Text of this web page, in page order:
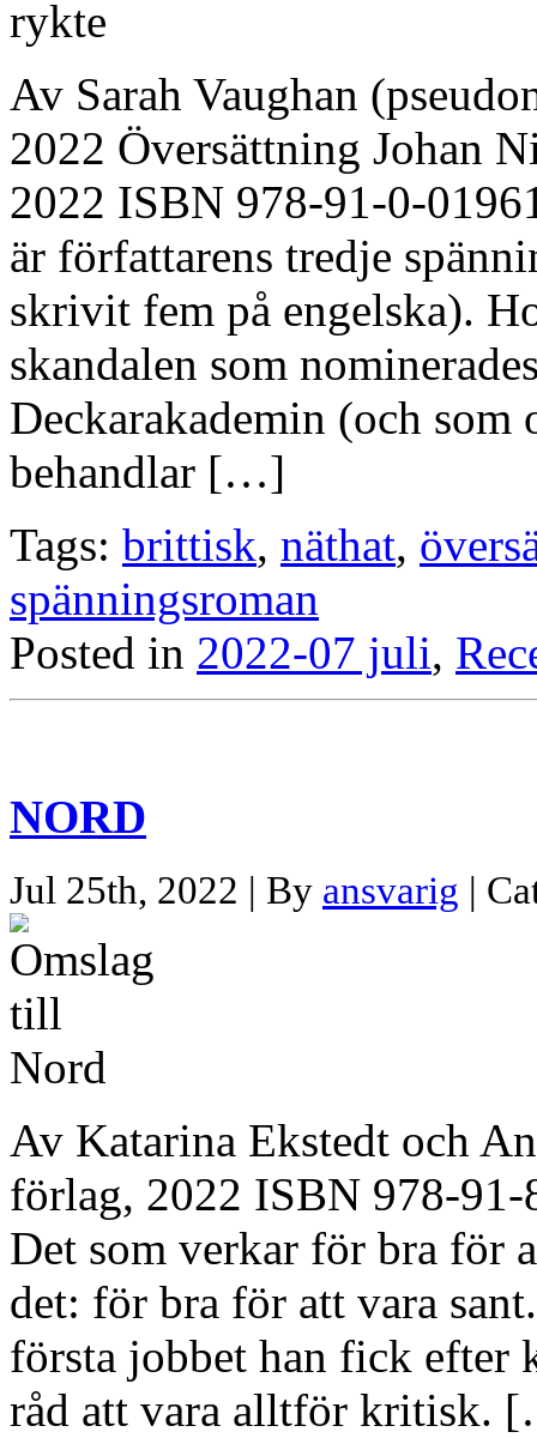
Av Sarah Vaughan
2022 Översättning Johan
2022 ISBN 978-91-0-
är författarens tredje
skrivit fem på engelska).
skandalen som
Deckarakademin (och
behandlar […]
Tags: brittisk, näthat,
spänningsroman
Posted in 2022-07 juli,
NORD
Jul 25th, 2022 | By ansvarig |
Av Katarina Ekstedt och
förlag, 2022 ISBN 978-
Det som verkar för bra för
det: för bra för att vara
första jobbet han fick efter
råd att vara alltför kritisk.